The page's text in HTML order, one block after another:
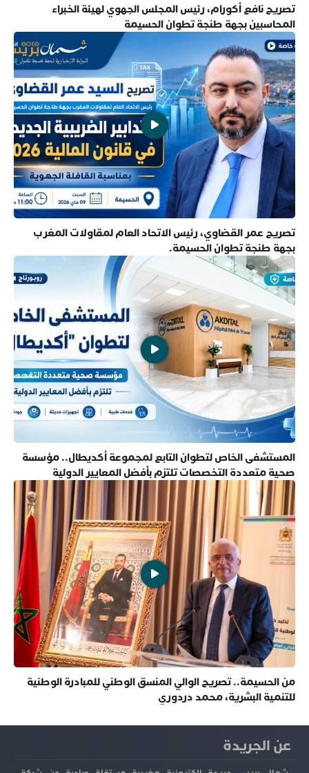
تصريح نافع أكورام، رئيس المجلس الجهوي لهيئة الخبراء
المحاسبين بجهة طنجة تطوان الحسيمة
تصريح عمر القضاوي، رئيس الاتحاد العام لمقاولات المغرب
بجهة طنجة تطوان الحسيمة.
المستشفى الخاص لتطوان التابع لمجموعة أكديطال.. مؤسسة
صحية متعددة التخصصات تلتزم بأفضل المعايير الدولية
من الحسيمة.. تصريح الوالي المنسق الوطني للمبادرة الوطنية
للتنمية البشرية، محمد دردوري
عن الجريدة